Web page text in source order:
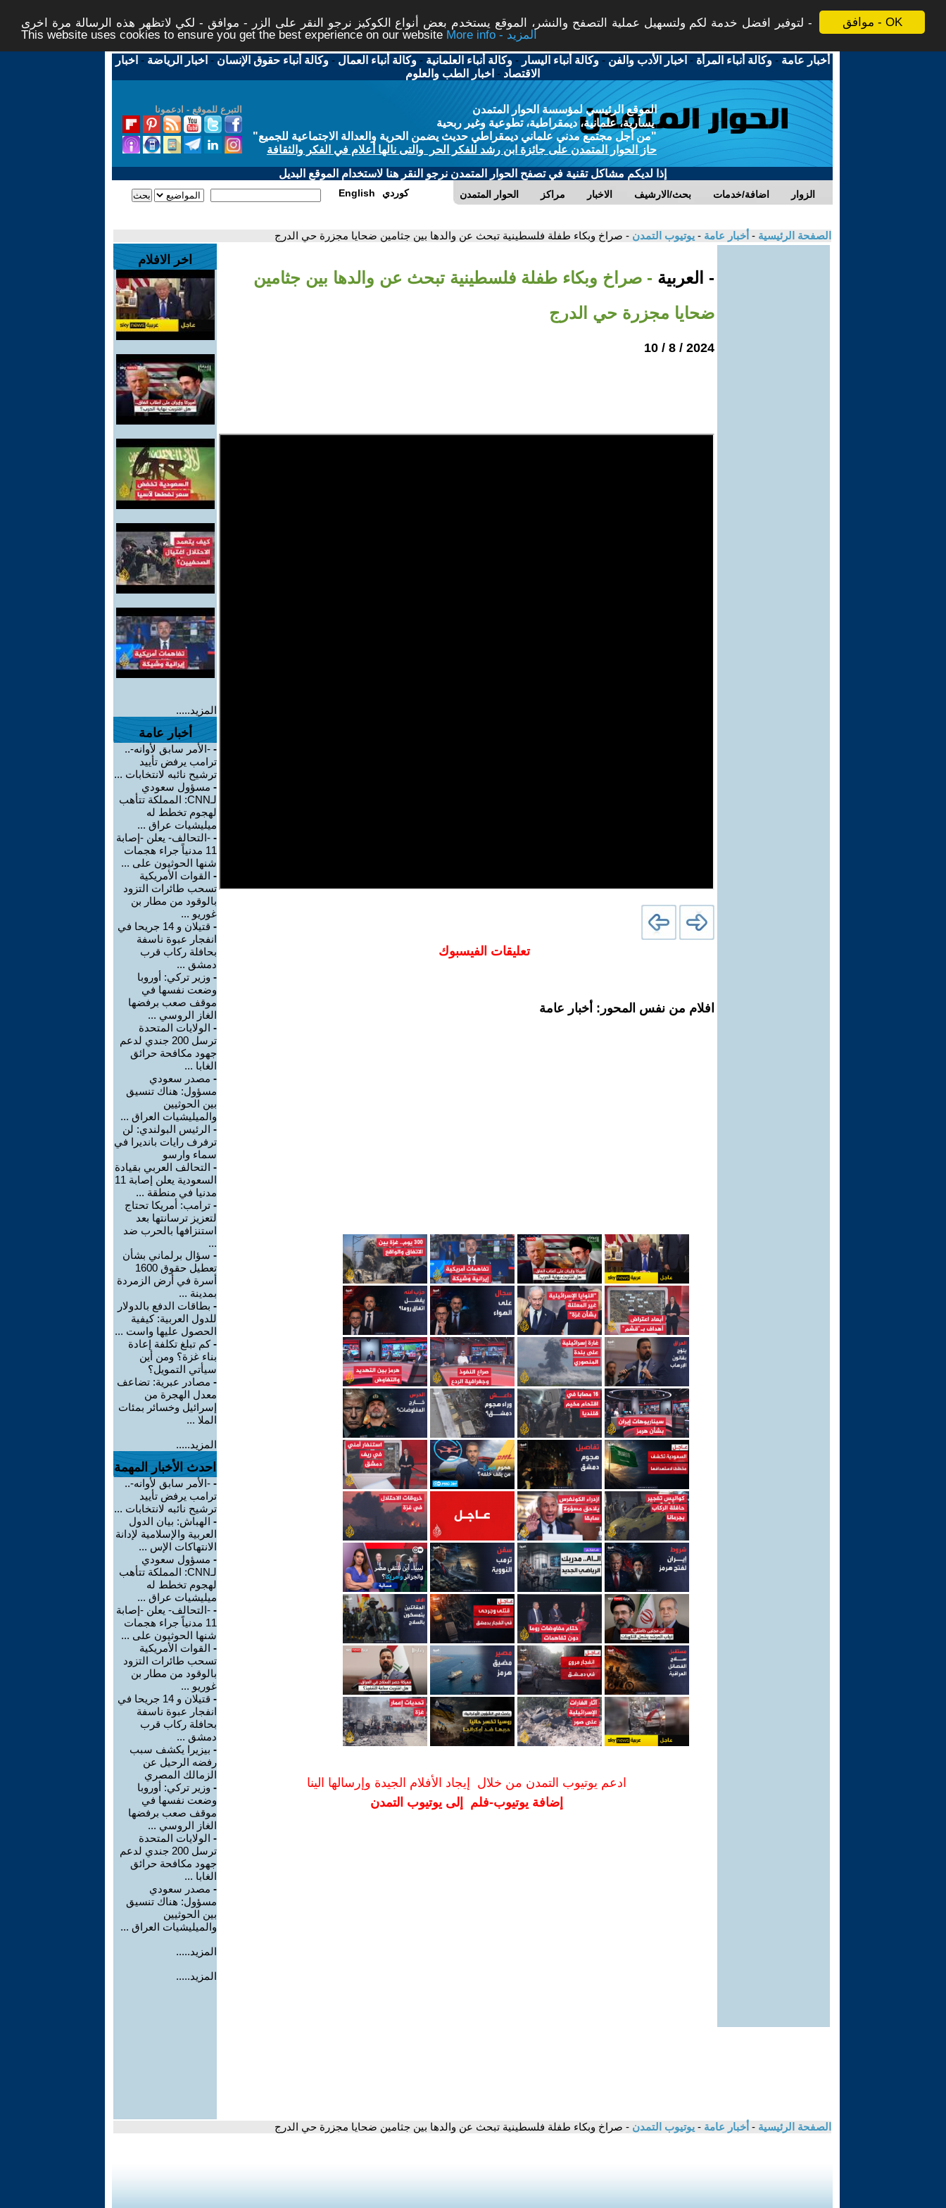
موافق - OK
لتوفير افضل خدمة لكم ولتسهيل عملية التصفح والنشر، الموقع يستخدم بعض أنواع الكوكيز نرجو النقر على الزر - موافق - لكي لاتظهر هذه الرسالة مرة اخرى -
This website uses cookies to ensure you get the best experience on our website
More info - المزيد
أخبار عامة -وكالة أنباء المرأة - اخبار الأدب والفن -وكالة أنباء اليسار -وكالة أنباء العلمانية -وكالة أنباء العمال -وكالة أنباء حقوق الإنسان - اخبار الرياضة - اخبار
الاقتصاد - اخبار الطب والعلوم
التبرع للموقع - ادعمونا
الموقع الرئيسي لمؤسسة الحوار المتمدن
يسارية، علمانية، ديمقراطية، تطوعية وغير ربحية
"من أجل مجتمع مدني علماني ديمقراطي حديث يضمن الحرية والعدالة الاجتماعية للجميع"
حاز الحوار المتمدن على جائزة ابن رشد للفكر الحر والتى نالها أعلام في الفكر والثقافة
إذا لديكم مشاكل تقنية في تصفح الحوار المتمدن نرجو النقر هنا لاستخدام الموقع البديل
الحوار المتمدن مراكز الاخبار بحث/الارشيف اضافة/خدمات الزوار English كوردي
الصفحة الرئيسية - أخبار عامة - يوتيوب التمدن - صراخ وبكاء طفلة فلسطينية تبحث عن والدها بين جثامين ضحايا مجزرة حي الدرج
- العربية - صراخ وبكاء طفلة فلسطينية تبحث عن والدها بين جثامين
ضحايا مجزرة حي الدرج
2024 / 8 / 10
تعليقات الفيسبوك
افلام من نفس المحور: أخبار عامة
ادعم يوتيوب التمدن من خلال إيجاد الأفلام الجيدة وإرسالها الينا
إضافة يوتيوب-فلم إلى يوتيوب التمدن
اخر الافلام
المزيد.....
أخبار عامة
- -الأمر سابق لأوانه-..
ترامب يرفض تأييد
ترشيح نائبه لانتخابات ...
- مسؤول سعودي
لـCNN: المملكة تتأهب
لهجوم تخطط له
ميليشيات عراق ...
- -التحالف- يعلن -إصابة
11 مدنياً جراء هجمات
شنها الحوثيون على ...
- القوات الأمريكية
تسحب طائرات التزود
بالوقود من مطار بن
غوريو ...
-
قتيلان و 14 جريحا في
انفجار عبوة ناسفة
بحافلة ركاب قرب
دمشق ...
- وزير تركي: أوروبا
وضعت نفسها في
موقف صعب برفضها
الغاز الروسي ...
- الولايات المتحدة
ترسل 200 جندي لدعم
جهود مكافحة حرائق
الغابا ...
- مصدر سعودي
مسؤول: هناك تنسيق
بين الحوثيين
والميليشيات العراق ...
- الرئيس البولندي: لن
ترفرف رايات بانديرا في
سماء وارسو
- التحالف العربي بقيادة
السعودية يعلن إصابة 11
مدنيا في منطقة ...
- ترامب: أمريكا تحتاج
لتعزيز ترسانتها بعد
استنزافها بالحرب ضد
...
- سؤال برلماني بشأن
تعطيل حقوق 1600
أسرة في أرض الزمردة
بمدينة ...
- بطاقات الدفع بالدولار
للدول العربية: كيفية
الحصول عليها واست ...
-كم تبلغ تكلفة إعادة
بناء غزة؟ ومن أين
سيأتي التمويل؟
- مصادر عبرية: تضاعف
معدل الهجرة من
إسرائيل وخسائر بمئات
الملا ...
المزيد.....
احدث الأخبار المهمة
- -الأمر سابق لأوانه-..
ترامب يرفض تأييد
ترشيح نائبه لانتخابات ...
- الهباش: بيان الدول
العربية والإسلامية لإدانة
الانتهاكات الإس ...
- مسؤول سعودي
لـCNN: المملكة تتأهب
لهجوم تخطط له
ميليشيات عراق ...
- -التحالف- يعلن -إصابة
11 مدنياً جراء هجمات
شنها الحوثيون على ...
- القوات الأمريكية
تسحب طائرات التزود
بالوقود من مطار بن
غوريو ...
-
قتيلان و 14 جريحا في
انفجار عبوة ناسفة
بحافلة ركاب قرب
دمشق ...
- بيزيرا يكشف سبب
رفضه الرحيل عن
الزمالك المصري
- وزير تركي: أوروبا
وضعت نفسها في
موقف صعب برفضها
الغاز الروسي ...
- الولايات المتحدة
ترسل 200 جندي لدعم
جهود مكافحة حرائق
الغابا ...
- مصدر سعودي
مسؤول: هناك تنسيق
بين الحوثيين
والميليشيات العراق ...
المزيد.....
المزيد.....
الصفحة الرئيسية - أخبار عامة - يوتيوب التمدن - صراخ وبكاء طفلة فلسطينية تبحث عن والدها بين جثامين ضحايا مجزرة حي الدرج